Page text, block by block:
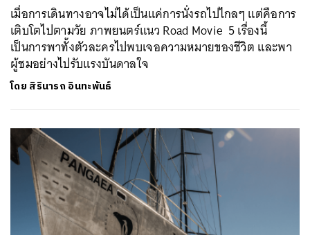
เมื่อการเดินทางอาจไม่ได้เป็นแค่การนั่งรถไปไกลๆ แต่คือการ
เติบโตไปตามวัย ภาพยนตร์แนว Road Movie 5 เรื่องนี้
เป็นการพาทั้งตัวละครไปพบเจอความหมายของชีวิต และพา
ผู้ชมอย่างไปรับแรงบันดาลใจ
โดย สิรินารถ อินทะพันธ์